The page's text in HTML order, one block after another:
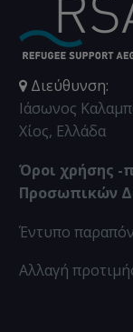
Διεύθυνση:
Ιάσωνος
Χίος, Ελλάδα
Όροι χρήσης -
Προσωπικών
Έντυπο
Αλλαγή